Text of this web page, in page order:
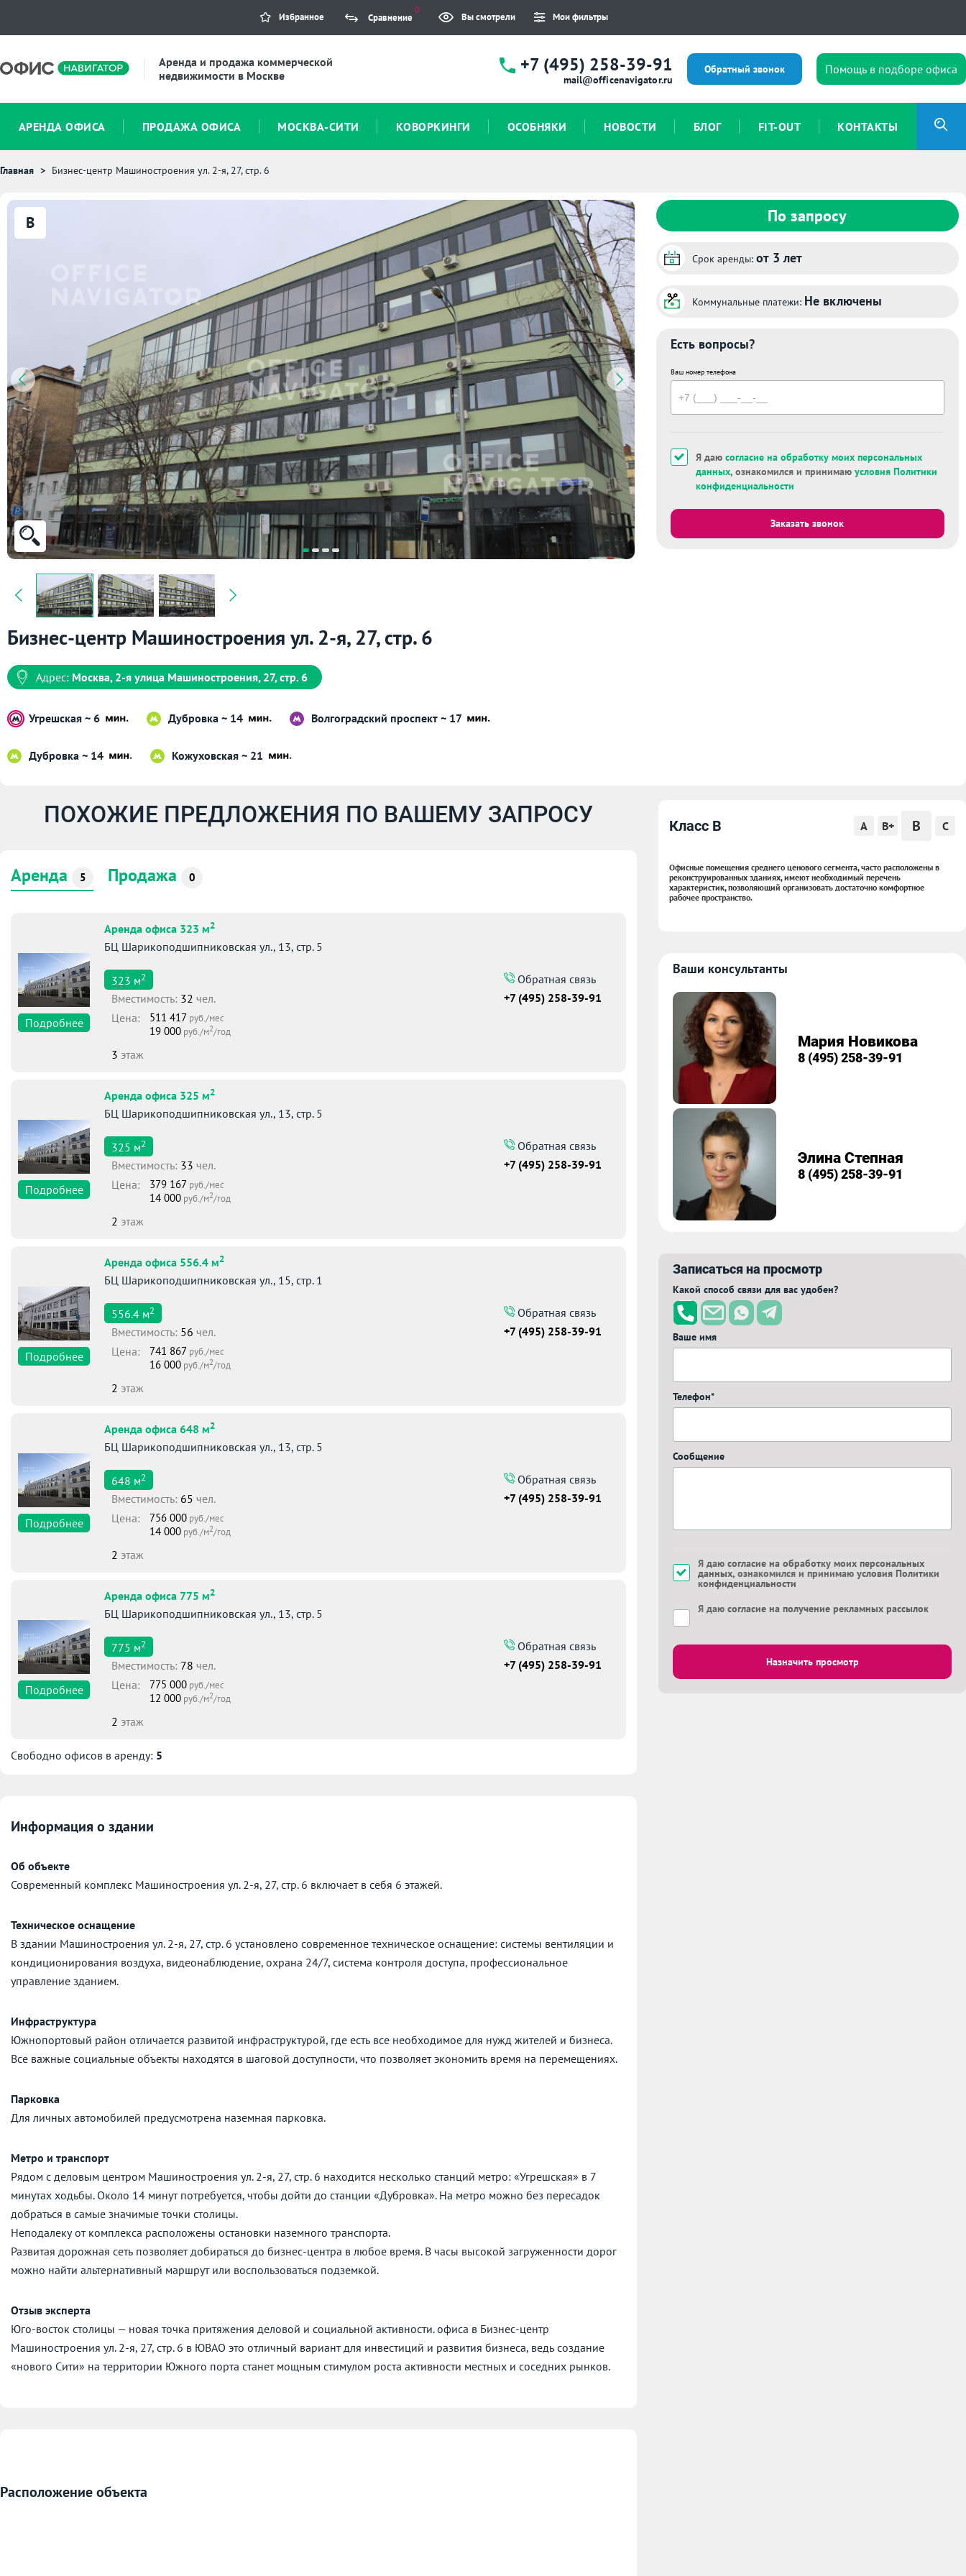
Избранное Сравнение
0
Вы смотрели Мои фильтры
Аренда и продажа коммерческой
недвижимости в Москве
+7 (495) 258-39-91
mail@officenavigator.ru
Обратный звонок Помощь в подборе офиса
АРЕНДА ОФИСА ПРОДАЖА ОФИСА МОСКВА-СИТИ КОВОРКИНГИ ОСОБНЯКИ НОВОСТИ БЛОГ FIT-OUT КОНТАКТЫ
Главная Бизнес-центр Машиностроения ул. 2-я, 27, стр. 6
B
Бизнес-центр Машиностроения ул. 2-я, 27, стр. 6
Адрес: Москва, 2-я улица Машиностроения, 27, стр. 6
Угрешская ~ 6 Дубровка ~ 14 Волгоградский проспект ~ 17
Дубровка ~ 14 Кожуховская ~ 21
По запросу
Срок аренды: от 3 лет
Коммунальные платежи: Не включены
Есть вопросы?
Ваш номер телефона
Я даю согласие на обработку моих персональных
данных, ознакомился и принимаю условия Политики
конфиденциальности
Заказать звонок
ПОХОЖИЕ ПРЕДЛОЖЕНИЯ ПО ВАШЕМУ ЗАПРОСУ
Аренда 5 Продажа 0
Подробнее
Аренда офиса 323 м2
БЦ Шарикоподшипниковская ул., 13, стр. 5
323 м2
Вместимоcть: 32 чел.
Цена:
511 417 руб./мес
19 000 руб./м2/год
3 этаж
Обратная связь
+7 (495) 258-39-91
Подробнее
Аренда офиса 325 м2
БЦ Шарикоподшипниковская ул., 13, стр. 5
325 м2
Вместимоcть: 33 чел.
Цена:
379 167 руб./мес
14 000 руб./м2/год
2 этаж
Обратная связь
+7 (495) 258-39-91
Подробнее
Аренда офиса 556.4 м2
БЦ Шарикоподшипниковская ул., 15, стр. 1
556.4 м2
Вместимоcть: 56 чел.
Цена:
741 867 руб./мес
16 000 руб./м2/год
2 этаж
Обратная связь
+7 (495) 258-39-91
Подробнее
Аренда офиса 648 м2
БЦ Шарикоподшипниковская ул., 13, стр. 5
648 м2
Вместимоcть: 65 чел.
Цена:
756 000 руб./мес
14 000 руб./м2/год
2 этаж
Обратная связь
+7 (495) 258-39-91
Подробнее
Аренда офиса 775 м2
БЦ Шарикоподшипниковская ул., 13, стр. 5
775 м2
Вместимоcть: 78 чел.
Цена:
775 000 руб./мес
12 000 руб./м2/год
2 этаж
Обратная связь
+7 (495) 258-39-91
Свободно офисов в аренду: 5
Информация о здании
Об объекте
Современный комплекс Машиностроения ул. 2-я, 27, стр. 6 включает в себя 6 этажей.
Техническое оснащение
В здании Машиностроения ул. 2-я, 27, стр. 6 установлено современное техническое оснащение: системы вентиляции и
кондиционирования воздуха, видеонаблюдение, охрана 24/7, система контроля доступа, профессиональное
управление зданием.
Инфраструктура
Южнопортовый район отличается развитой инфраструктурой, где есть все необходимое для нужд жителей и бизнеса.
Все важные социальные объекты находятся в шаговой доступности, что позволяет экономить время на перемещениях.
Парковка
Для личных автомобилей предусмотрена наземная парковка.
Метро и транспорт
Рядом с деловым центром Машиностроения ул. 2-я, 27, стр. 6 находится несколько станций метро: «Угрешская» в 7
минутах ходьбы. Около 14 минут потребуется, чтобы дойти до станции «Дубровка». На метро можно без пересадок
добраться в самые значимые точки столицы.
Неподалеку от комплекса расположены остановки наземного транспорта.
Развитая дорожная сеть позволяет добираться до бизнес-центра в любое время. В часы высокой загруженности дорог
можно найти альтернативный маршрут или воспользоваться подземкой.
Отзыв эксперта
Юго-восток столицы — новая точка притяжения деловой и социальной активности. офиса в Бизнес-центр
Машиностроения ул. 2-я, 27, стр. 6 в ЮВАО это отличный вариант для инвестиций и развития бизнеса, ведь создание
«нового Сити» на территории Южного порта станет мощным стимулом роста активности местных и соседних рынков.
Расположение объекта
Класс B A B+ B C
Офисные помещения среднего ценового сегмента, часто расположены в
реконструированных зданиях, имеют необходимый перечень
характеристик, позволяющий организовать достаточно комфортное
рабочее пространство.
Ваши консультанты
Мария Новикова
8 (495) 258-39-91
Элина Степная
8 (495) 258-39-91
Записаться на просмотр
Какой способ связи для вас удобен?
Ваше имя
Телефон*
Сообщение
Я даю согласие на обработку моих персональных
данных, ознакомился и принимаю условия Политики
конфиденциальности
Я даю согласие на получение рекламных рассылок
Назначить просмотр